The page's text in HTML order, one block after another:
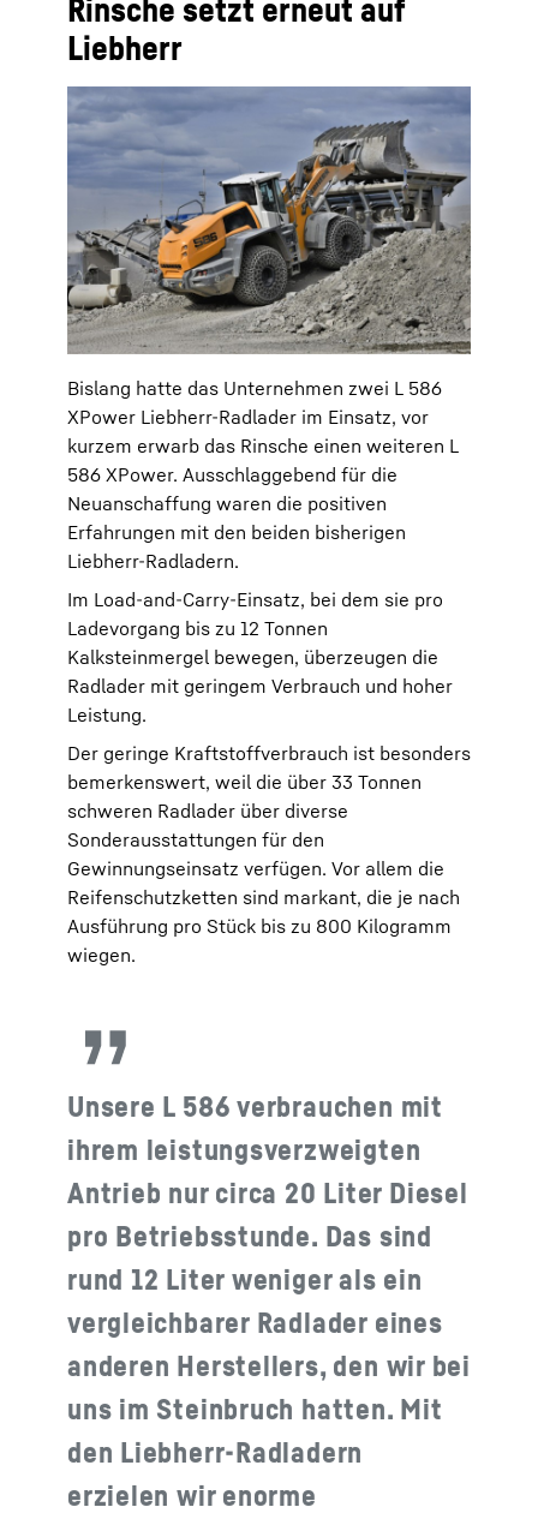
Rinsche setzt erneut auf
Liebherr
Bislang hatte das Unternehmen zwei L 586
XPower Liebherr-Radlader im Einsatz, vor
kurzem erwarb das Rinsche einen weiteren L
586 XPower. Ausschlaggebend für die
Neuanschaffung waren die positiven
Erfahrungen mit den beiden bisherigen
Liebherr-Radladern.
Im Load-and-Carry-Einsatz, bei dem sie pro
Ladevorgang bis zu 12 Tonnen
Kalksteinmergel bewegen, überzeugen die
Radlader mit geringem Verbrauch und hoher
Leistung.
Der geringe Kraftstoffverbrauch ist besonders
bemerkenswert, weil die über 33 Tonnen
schweren Radlader über diverse
Sonderausstattungen für den
Gewinnungseinsatz verfügen. Vor allem die
Reifenschutzketten sind markant, die je nach
Ausführung pro Stück bis zu 800 Kilogramm
wiegen.
Unsere L 586 verbrauchen mit
ihrem leistungsverzweigten
Antrieb nur circa 20 Liter Diesel
pro Betriebsstunde. Das sind
rund 12 Liter weniger als ein
vergleichbarer Radlader eines
anderen Herstellers, den wir bei
uns im Steinbruch hatten. Mit
den Liebherr-Radladern
erzielen wir enorme